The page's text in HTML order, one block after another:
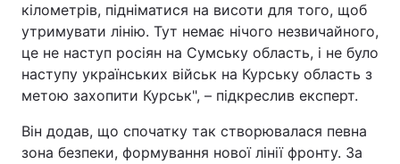
кілометрів, підніматися на висоти для того, щоб
утримувати лінію. Тут немає нічого незвичайного,
це не наступ росіян на Сумську область, і не було
наступу українських військ на Курську область з
метою захопити Курськ", – підкреслив експерт.
Він додав, що спочатку так створювалася певна
зона безпеки, формування нової лінії фронту. За